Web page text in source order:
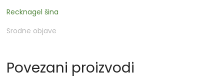
Recknagel šina
Srodne objave
Povezani proizvodi